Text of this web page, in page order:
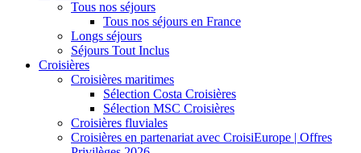
Tous nos séjours
Tous nos séjours en France
Longs séjours
Séjours Tout Inclus
Croisières
Croisières maritimes
Sélection Costa Croisières
Sélection MSC Croisières
Croisières fluviales
Croisières en partenariat avec CroisiEurope | Offres